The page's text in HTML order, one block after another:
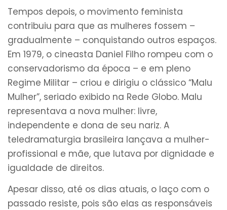
Tempos depois, o movimento feminista
contribuiu para que as mulheres fossem –
gradualmente – conquistando outros espaços.
Em 1979, o cineasta Daniel Filho rompeu com o
conservadorismo da época – e em pleno
Regime Militar – criou e dirigiu o clássico “Malu
Mulher”, seriado exibido na Rede Globo. Malu
representava a nova mulher: livre,
independente e dona de seu nariz. A
teledramaturgia brasileira lançava a mulher-
profissional e mãe, que lutava por dignidade e
igualdade de direitos.
Apesar disso, até os dias atuais, o laço com o
passado resiste, pois são elas as responsáveis